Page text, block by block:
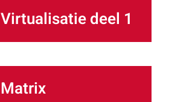
Virtualisatie deel 1
Matrix